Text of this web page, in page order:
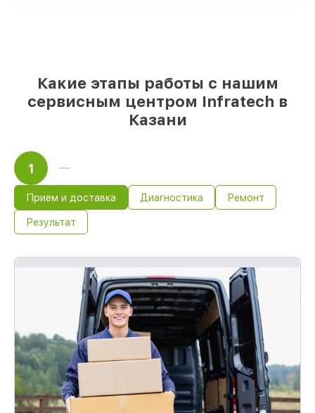
Какие этапы работы с нашим
сервисным центром Infratech в
Казани
1
Прием и доставка Диагностика Ремонт
Результат